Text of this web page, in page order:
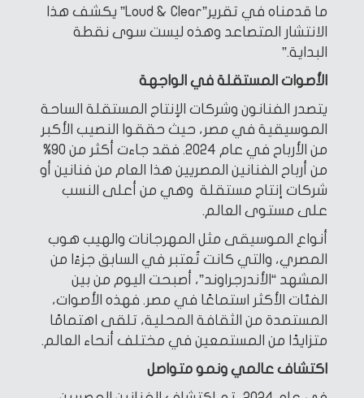
ما قدمناه في تقرير”Loud & Clear” يكشف هذا
الانتشار المتصاعد وهذه ليست سوى نقطة
البداية.”
الأصوات المستقلة في الواجهة
يتصدر الفنانون وشركات الإنتاج المستقلة الساحة
الموسيقية في مصر، حيث حققوا النصيب الأكبر
من الأرباح في عام 2024. فقد جاءت أكثر من 90%
من أرباح الفنانين المصريين هذا العام من فنانين أو
شركات إنتاج مستقلة وهي من أعلى النسب
على مستوى العالم.
أنواع الموسيقى مثل المهرجانات والهيب هوب
المصري، والتي كانت تُعتبر في السابق جزءًا من
المشهد “الأندرجراوند”، أصبحت اليوم من بين
الفئات الأكثر استماعًا في مصر. فهذه الأصوات،
المستمدة من الثقافة المحلية، تلقى اهتمامًا
متزايدًا من المستمعين في مختلف أنحاء العالم.
اكتشاف عالمي ونمو متواصل